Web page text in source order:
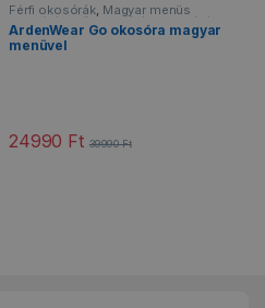
Férfi okosórák Magyar menüs
okosórák Női okosórák Okosórák
Sportos okosórák,Vízálló
okosórák
ArdenWear Go okosóra magyar
menüvel
24990 Ft 39990Ft
Ennek a terméknek több variációja